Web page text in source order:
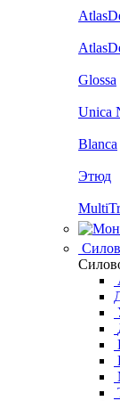
Glossa
Unica
Blanca
Этюд